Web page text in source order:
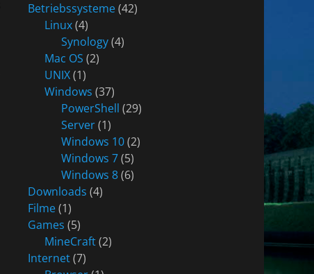
Betriebssysteme(42)
Linux(4)
Synology(4)
Mac OS (2)
UNIX(1)
Windows (37)
PowerShell (29)
Server(1)
Windows 10(2)
Windows 7(5)
Windows 8(6)
Downloads (4)
Filme(1)
Games (5)
MineCraft(2)
Internet(7)